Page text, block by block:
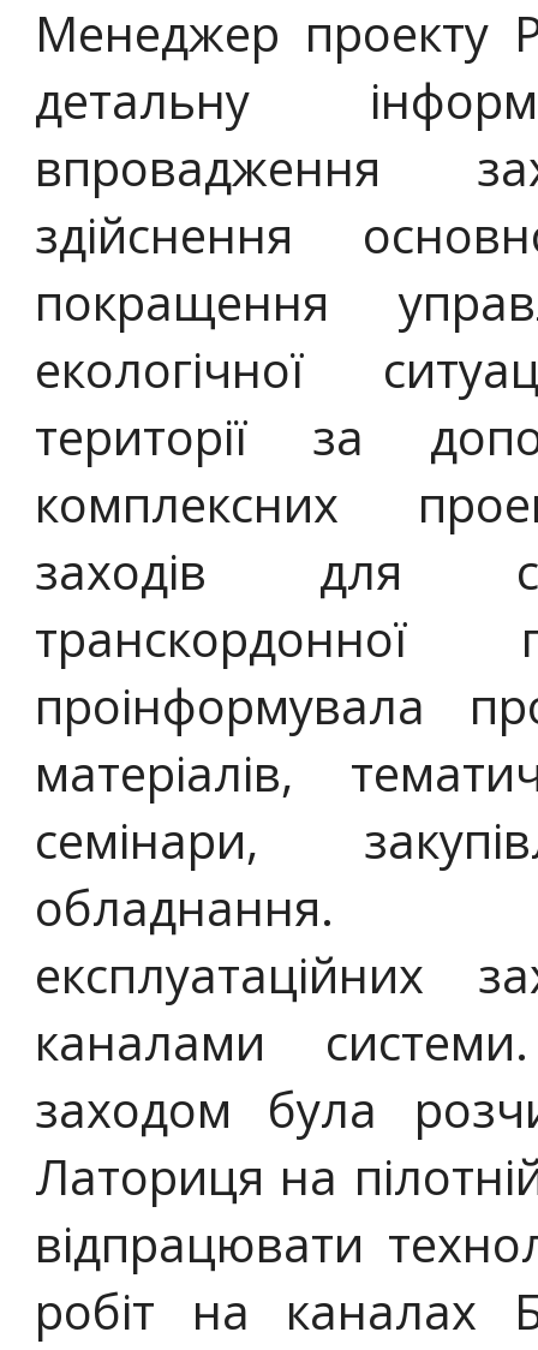
Менеджер проекту
детальну
впровадження
здійснення
покращення
екологічної
території за
комплексних
заходів для
транскордонної
проінформувала
матеріалів,
семінари,
обладнання.
експлуатаційних
каналами
заходом була
Латориця на
відпрацювати
робіт на каналах